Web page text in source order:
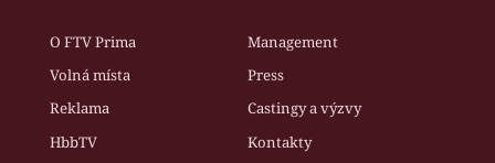
O FTV Prima
Management
Volná místa
Press
Reklama
Castingy a výzvy
HbbTV
Kontakty